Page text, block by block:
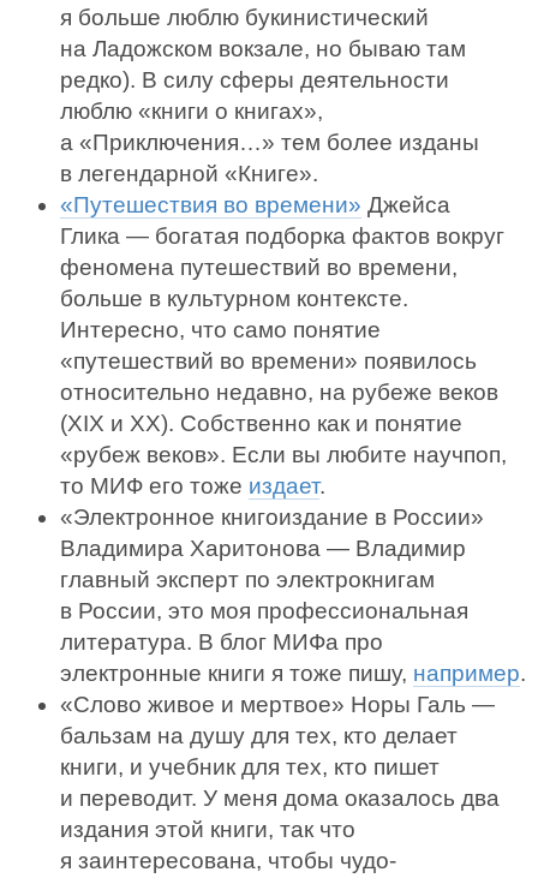
я больше люблю букинистический
на Ладожском вокзале, но бываю там
редко). В силу сферы деятельности
люблю «книги о книгах»,
а «Приключения…» тем более изданы
в легендарной «Книге».
«Путешествия во времени» Джейса
Глика — богатая подборка фактов вокруг
феномена путешествий во времени,
больше в культурном контексте.
Интересно, что само понятие
«путешествий во времени» появилось
относительно недавно, на рубеже веков
(XIX и XX). Собственно как и понятие
«рубеж веков». Если вы любите научпоп,
то МИФ его тоже издает.
«Электронное книгоиздание в России»
Владимира Харитонова — Владимир
главный эксперт по электрокнигам
в России, это моя профессиональная
литература. В блог МИФа про
электронные книги я тоже пишу, например.
«Слово живое и мертвое» Норы Галь —
бальзам на душу для тех, кто делает
книги, и учебник для тех, кто пишет
и переводит. У меня дома оказалось два
издания этой книги, так что
я заинтересована, чтобы чудо-